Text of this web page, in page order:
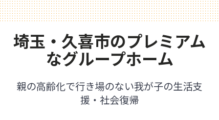
埼玉・久喜市のプレミアム
なグループホーム
親の高齢化で行き場のない我が子の生活支
援・社会復帰